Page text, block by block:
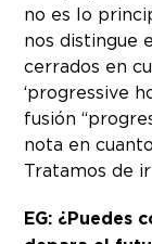
no es lo
nos distingue
cerrados en
‘progressive
fusión
nota en
Tratamos de
EG: ¿Puedes